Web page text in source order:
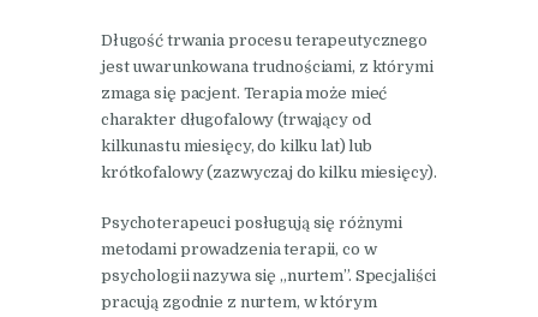
Długość trwania procesu terapeutycznego
jest uwarunkowana trudnościami, z którymi
zmaga się pacjent. Terapia może mieć
charakter długofalowy (trwający od
kilkunastu miesięcy, do kilku lat) lub
krótkofalowy (zazwyczaj do kilku miesięcy).
Psychoterapeuci posługują się różnymi
metodami prowadzenia terapii, co w
psychologii nazywa się „nurtem”. Specjaliści
pracują zgodnie z nurtem, w którym